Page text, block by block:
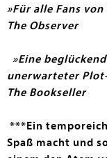
»Für alle Fans
The Observer
»Eine
unerwarteter
The Bookseller
***Ein
Spaß macht und